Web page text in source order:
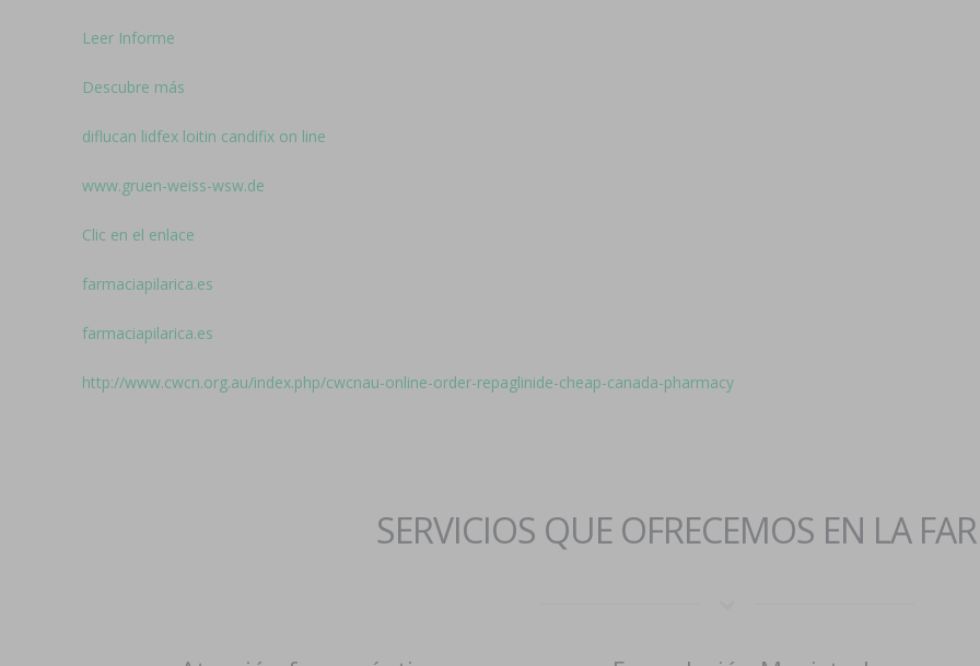
Leer Informe
Descubre más
diflucan lidfex loitin candifix on line
www.gruen-weiss-wsw.de
Clic en el enlace
farmaciapilarica.es
farmaciapilarica.es
http://www.cwcn.org.au/index.php/cwcnau-online-order-repaglinide-cheap-canada-pharmacy
SERVICIOS QUE OFRECEMOS EN LA